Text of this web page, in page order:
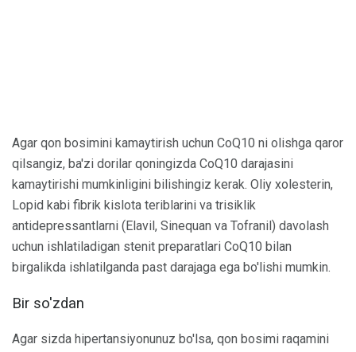
Agar qon bosimini kamaytirish uchun CoQ10 ni olishga qaror
qilsangiz, ba'zi dorilar qoningizda CoQ10 darajasini
kamaytirishi mumkinligini bilishingiz kerak. Oliy xolesterin,
Lopid kabi fibrik kislota teriblarini va trisiklik
antidepressantlarni (Elavil, Sinequan va Tofranil) davolash
uchun ishlatiladigan stenit preparatlari CoQ10 bilan
birgalikda ishlatilganda past darajaga ega bo'lishi mumkin.
Bir so'zdan
Agar sizda hipertansiyonunuz bo'lsa, qon bosimi raqamini